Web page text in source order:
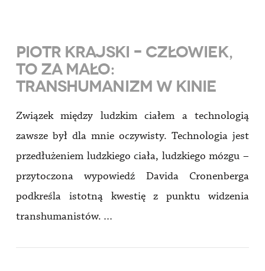
PIOTR KRAJSKI – CZŁOWIEK,
TO ZA MAŁO:
TRANSHUMANIZM W KINIE
Związek między ludzkim ciałem a technologią
zawsze był dla mnie oczywisty. Technologia jest
przedłużeniem ludzkiego ciała, ludzkiego mózgu –
przytoczona wypowiedź Davida Cronenberga
podkreśla istotną kwestię z punktu widzenia
transhumanistów. …